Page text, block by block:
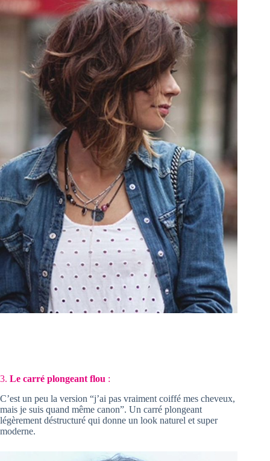
3. Le carré plongeant flou :
C’est un peu la version “j’ai pas vraiment coiffé mes cheveux,
mais je suis quand même canon”. Un carré plongeant
légèrement déstructuré qui donne un look naturel et super
moderne.